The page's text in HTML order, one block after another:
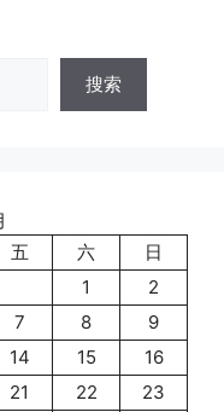
搜索
五 六
日
1
2
7 8
9
14 15
16
21 22 23